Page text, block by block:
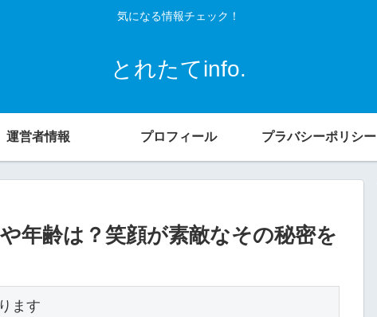
気になる情報チェック！
とれたてinfo.
運営者情報 プロフィール プラバシーポリシー
年齢は？笑顔が素敵なその秘密を
ます